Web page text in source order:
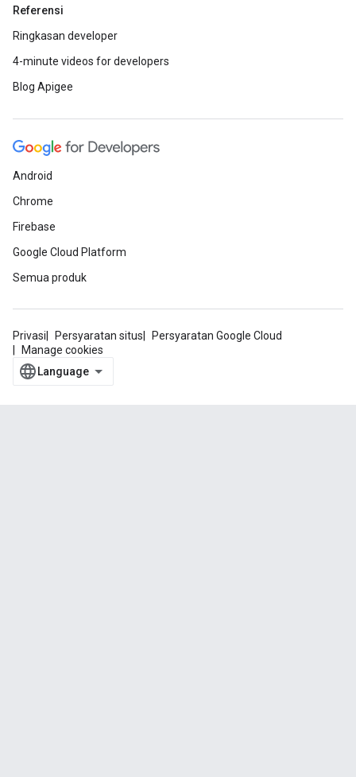
Referensi
Ringkasan developer
4-minute videos for developers
Blog Apigee
Android
Chrome
Firebase
Google Cloud Platform
Semua produk
Privasi Persyaratan situs
Persyaratan Google Cloud
Manage cookies